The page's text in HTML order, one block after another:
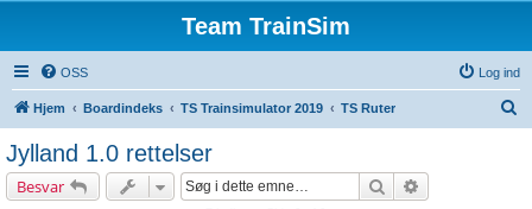
Team TrainSim
OSS Log ind
Hjem Boardindeks TS Trainsimulator 2019 TS Ruter
Jylland 1.0 rettelser
Besvar Søg